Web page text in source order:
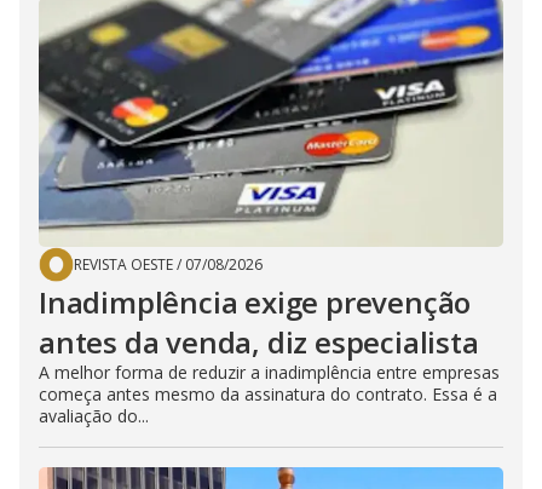
REVISTA OESTE/ 07/08/2026
Inadimplência exige prevenção
antes da venda, diz especialista
A melhor forma de reduzir a inadimplência entre empresas
começa antes mesmo da assinatura do contrato. Essa é a
avaliação do...